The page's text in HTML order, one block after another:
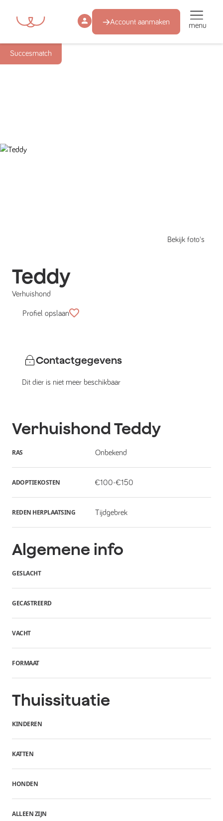
Account aanmaken menu
Succesmatch
Bekijk foto's
Teddy
Verhuishond
Profiel opslaan
Contactgegevens
Dit dier is niet meer beschikbaar
VerhuishondTeddy
RAS Onbekend
ADOPTIEKOSTEN €100-€150
REDEN HERPLAATSING Tijdgebrek
Algemene info
GESLACHT
GECASTREERD
VACHT
FORMAAT
Thuissituatie
KINDEREN
KATTEN
HONDEN
ALLEEN ZIJN